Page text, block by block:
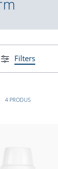
Filters
4 PRODUS